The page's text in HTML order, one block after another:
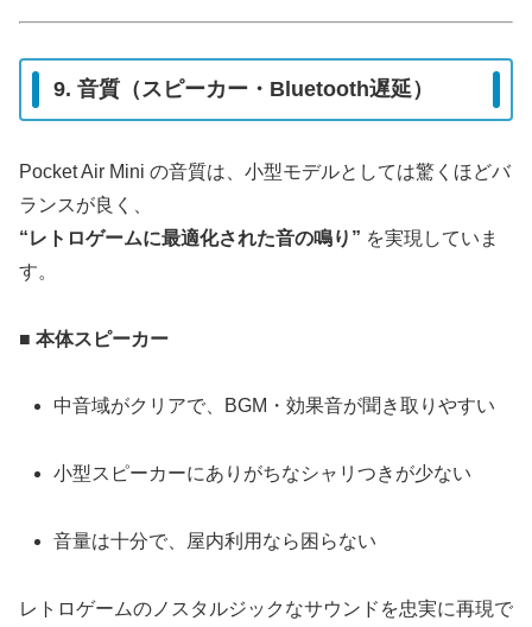
9. 音質（スピーカー・Bluetooth遅延）
Pocket Air Mini の音質は、小型モデルとしては驚くほどバ
ランスが良く、
“レトロゲームに最適化された音の鳴り” を実現していま
す。
■ 本体スピーカー
中音域がクリアで、BGM・効果音が聞き取りやすい
小型スピーカーにありがちなシャリつきが少ない
音量は十分で、屋内利用なら困らない
レトロゲームのノスタルジックなサウンドを忠実に再現で